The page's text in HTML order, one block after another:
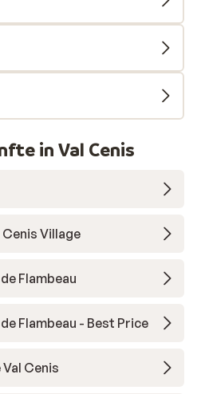
in Val Cenis
Cenis Village
Flambeau
Flambeau - Best Price
Cenis